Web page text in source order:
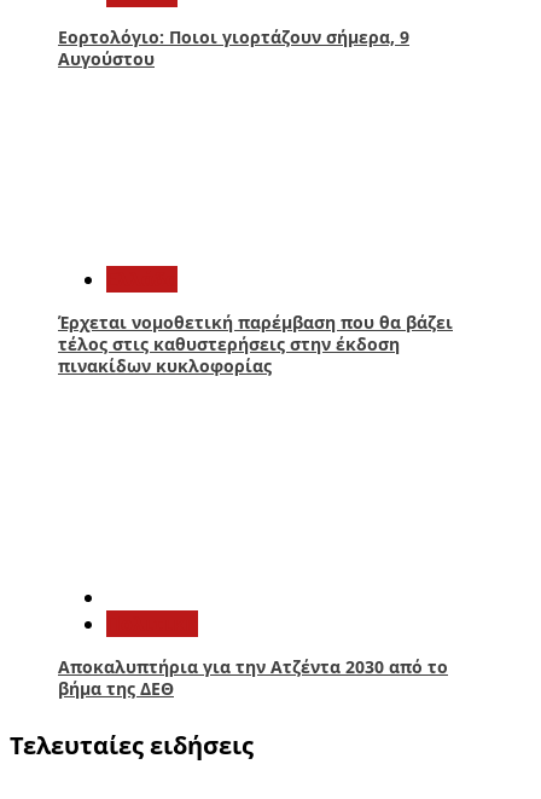
Εορτολόγιο: Ποιοι γιορτάζουν σήμερα, 9
Αυγούστου
Έρχεται νομοθετική παρέμβαση που θα βάζει
τέλος στις καθυστερήσεις στην έκδοση
πινακίδων κυκλοφορίας
Αποκαλυπτήρια για την Ατζέντα 2030 από το
βήμα της ΔΕΘ
Τελευταίες ειδήσεις